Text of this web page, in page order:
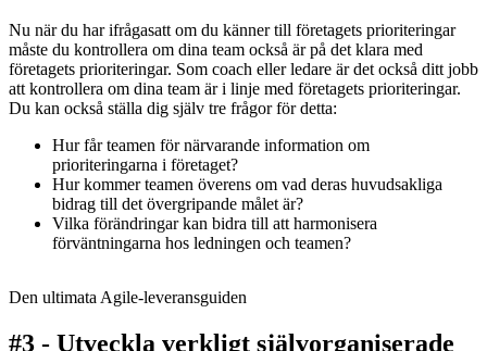
Nu när du har ifrågasatt om du känner till företagets prioriteringar
måste du kontrollera om dina team också är på det klara med
företagets prioriteringar. Som coach eller ledare är det också ditt jobb
att kontrollera om dina team är i linje med företagets prioriteringar.
Du kan också ställa dig själv tre frågor för detta:
Hur får teamen för närvarande information om
prioriteringarna i företaget?
Hur kommer teamen överens om vad deras huvudsakliga
bidrag till det övergripande målet är?
Vilka förändringar kan bidra till att harmonisera
förväntningarna hos ledningen och teamen?
Den ultimata Agile-leveransguiden
#3 - Utveckla verkligt självorganiserade